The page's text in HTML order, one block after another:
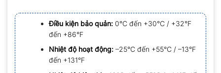
xếp
hạng
0.0
5
sao
Điều kiện bảo quản: 0°C đến +30°C / +32°F
đến +86°F
Nhiệt độ hoạt động: –25°C đến +55°C / –13°F
đến +131°F